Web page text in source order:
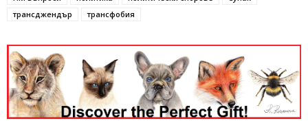
трансджендър
трансфобия